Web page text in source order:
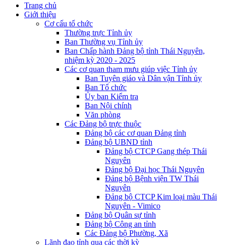
Trang chủ
Giới thiệu
Cơ cấu tổ chức
Thường trực Tỉnh ủy
Ban Thường vụ Tỉnh ủy
Ban Chấp hành Đảng bộ tỉnh Thái Nguyên,
nhiệm kỳ 2020 - 2025
Các cơ quan tham mưu giúp việc Tỉnh ủy
Ban Tuyên giáo và Dân vận Tỉnh ủy
Ban Tổ chức
Ủy ban Kiểm tra
Ban Nội chính
Văn phòng
Các Đảng bộ trực thuộc
Đảng bộ các cơ quan Đảng tỉnh
Đảng bộ UBND tỉnh
Đảng bộ CTCP Gang thép Thái
Nguyên
Đảng bộ Đại học Thái Nguyên
Đảng bộ Bệnh viện TW Thái
Nguyên
Đảng bộ CTCP Kim loại màu Thái
Nguyên - Vimico
Đảng bộ Quân sự tỉnh
Đảng bộ Công an tỉnh
Các Đảng bộ Phường, Xã
Lãnh đạo tỉnh qua các thời kỳ